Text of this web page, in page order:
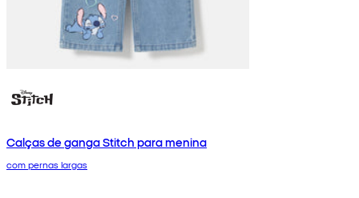
Calças de ganga Stitch para menina
com pernas largas